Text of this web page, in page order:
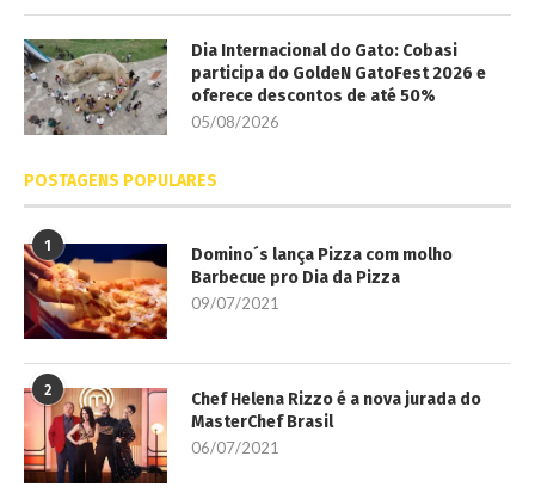
Dia Internacional do Gato: Cobasi
participa do GoldeN GatoFest 2026 e
oferece descontos de até 50%
05/08/2026
POSTAGENS POPULARES
1
Domino´s lança Pizza com molho
Barbecue pro Dia da Pizza
09/07/2021
2
Chef Helena Rizzo é a nova jurada do
MasterChef Brasil
06/07/2021